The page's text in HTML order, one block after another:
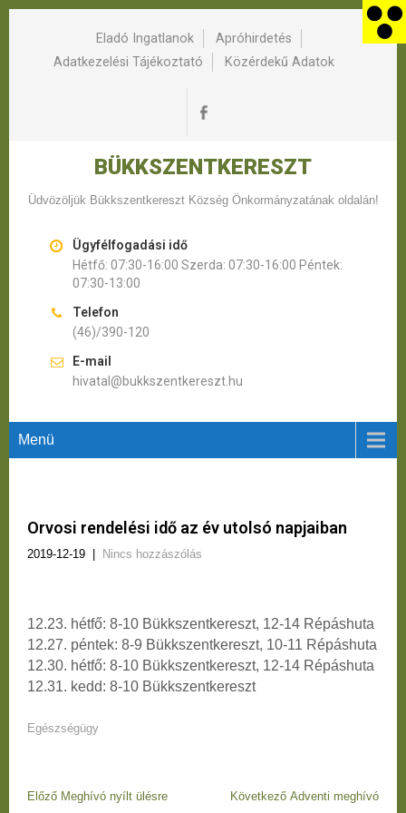
Eladó Ingatlanok
Apróhirdetés
Adatkezelési Tájékoztató
Közérdekű Adatok
BÜKKSZENTKERESZT
Üdvözöljük Bükkszentkereszt Község Önkormányzatának oldalán!
Ügyfélfogadási idő
Hétfő: 07:30-16:00 Szerda: 07:30-16:00 Péntek:
07:30-13:00
Telefon
(46)/390-120
E-mail
hivatal@bukkszentkereszt.hu
Menü
Orvosi rendelési idő az év utolsó napjaiban
2019-12-19 Nincs hozzászólás
12.23. hétfő: 8-10 Bükkszentkereszt, 12-14 Répáshuta
12.27. péntek: 8-9 Bükkszentkereszt, 10-11 Répáshuta
12.30. hétfő: 8-10 Bükkszentkereszt, 12-14 Répáshuta
12.31. kedd: 8-10 Bükkszentkereszt
Egészségügy
Bejegyzés
Előző Előző
Meghívó nyílt ülésre Következő Következő
Adventi meghívó